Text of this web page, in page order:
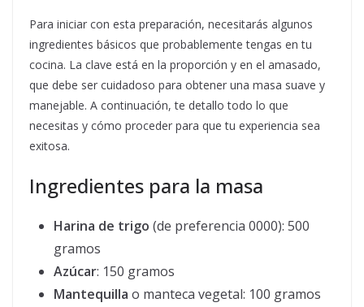
Para iniciar con esta preparación, necesitarás algunos
ingredientes básicos que probablemente tengas en tu
cocina. La clave está en la proporción y en el amasado,
que debe ser cuidadoso para obtener una masa suave y
manejable. A continuación, te detallo todo lo que
necesitas y cómo proceder para que tu experiencia sea
exitosa.
Ingredientes para la masa
Harina de trigo (de preferencia 0000): 500
gramos
Azúcar: 150 gramos
Mantequilla o manteca vegetal: 100 gramos